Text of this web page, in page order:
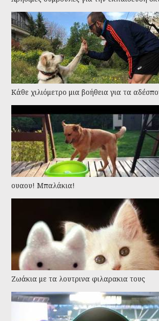
Kάθε χιλιόμετρο μια βοήθεια για τα
ουαου! Μπαλάκια!
Ζωάκια με τα λουτρινα φιλαρακια τους